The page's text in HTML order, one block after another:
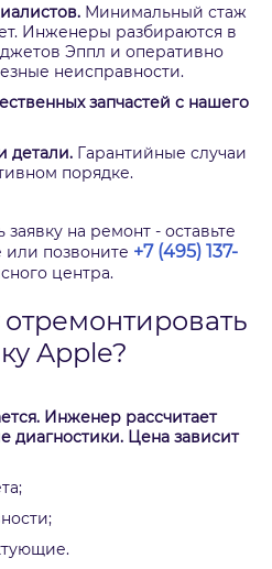
Минимальный стаж
Инженеры разбираются в
Эппл и оперативно
неисправности.
запчастей с нашего
детали. Гарантийные случаи
порядке.
на ремонт - оставьте
или позвоните +7 (495) 137-
центра.
Apple?
Инженер рассчитает
диагностики. Цена зависит